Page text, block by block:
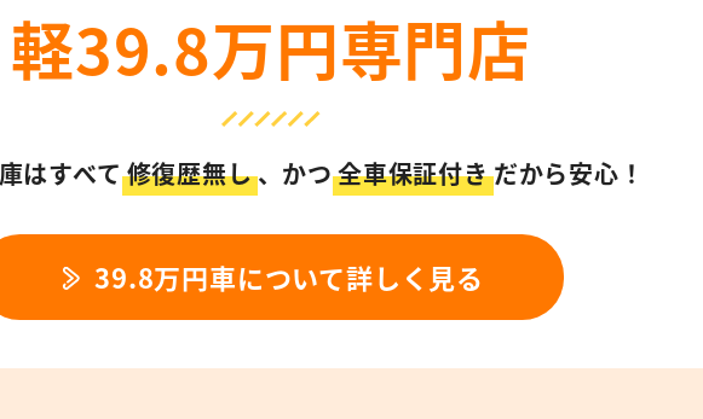
軽39.8万円専門店
はすべて 修復歴無し、 かつ 全車保証付きだから安心！
39.8万円車について詳しく見る